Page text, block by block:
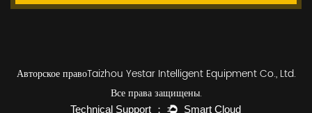
Авторское правоTaizhou Yestar Intelligent Equipment Co., Ltd.
Все права защищены.